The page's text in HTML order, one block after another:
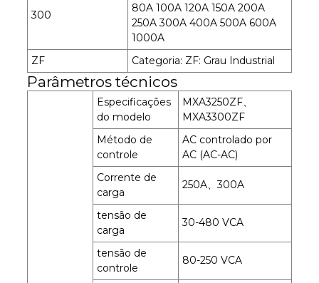
300
80A 100A 120A 150A 200A
250A 300A 400A 500A 600A
1000A
ZF
Categoria: ZF: Grau Industrial
Parâmetros técnicos
Especificações
do modelo
MXA3250ZF、
MXA3300ZF
Método de
controle
AC controlado por
AC (AC-AC)
Corrente de
carga
250A、300A
tensão de
carga
30-480 VCA
tensão de
controle
80-250 VCA